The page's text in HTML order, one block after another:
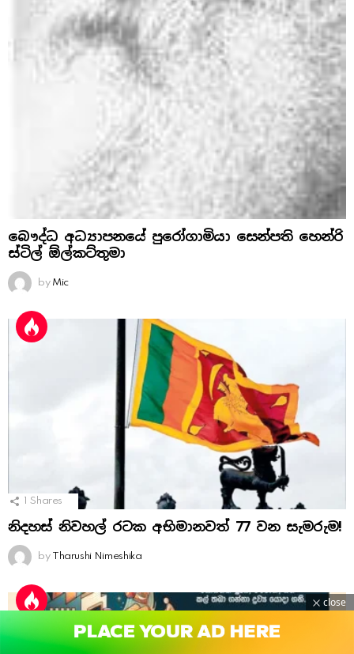
බෞද්ධ අධ්‍යාපනයේ පුරෝගාමියා සෙන්පති හෙන්රි
ස්‌ටිල් ඕල්කට්‌තුමා
by Mic
1 Shares
නිදහස් නිවහල් රටක අභිමානවත් 77 වන සැමරුම!
by Tharushi Nimeshika
close